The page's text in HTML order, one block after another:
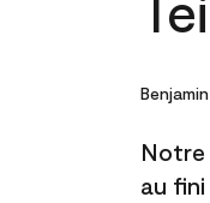
Notre
au